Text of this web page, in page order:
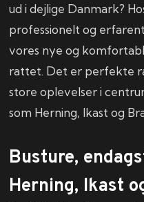
ud i dejlige Danmark?
professionelt og
vores nye og
rattet. Det er perfekte
store oplevelser i
som Herning, Ikast og
Busture,
Herning, Ikast